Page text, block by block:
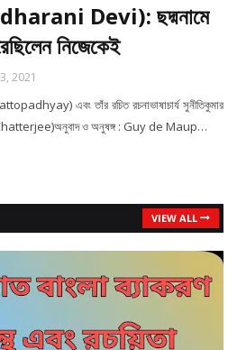
Devi): ছদ্মনামে
নিজেকেই
2021
এবং তাঁর রচিত রচনাভাষাচার্য সুনীতিকুমার
ও অনুষঙ্গ : Guy de Maup…
VIEW ALL